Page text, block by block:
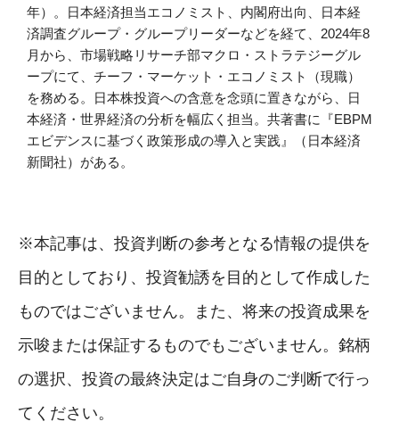
年）。日本経済担当エコノミスト、内閣府出向、日本経
済調査グループ・グループリーダーなどを経て、2024年8
月から、市場戦略リサーチ部マクロ・ストラテジーグル
ープにて、チーフ・マーケット・エコノミスト（現職）
を務める。日本株投資への含意を念頭に置きながら、日
本経済・世界経済の分析を幅広く担当。共著書に『EBPM
エビデンスに基づく政策形成の導入と実践』（日本経済
新聞社）がある。
※本記事は、投資判断の参考となる情報の提供を
目的としており、投資勧誘を目的として作成した
ものではございません。また、将来の投資成果を
示唆または保証するものでもございません。銘柄
の選択、投資の最終決定はご自身のご判断で行っ
てください。